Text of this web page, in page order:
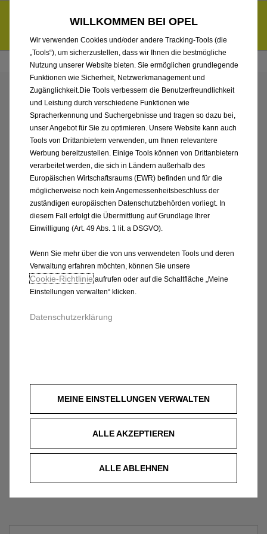
6.000 € staatliche Förderungsprämie für E-Autos und Plug-in-
Hybride. Mehr erfahren >>
ENTDECKEN SIE ALLE
ASTRA SPORTS TOURER
ELECTRIC MIT ELEKTRO
ANTRIEB VON
AUTOMOBILE PETER
GMBH
WILLKOMMEN BEI OPEL
Wir verwenden Cookies und/oder andere Tracking-Tools (die
„Tools“), um sicherzustellen, dass wir Ihnen die bestmögliche
Nutzung unserer Website bieten. Sie ermöglichen grundlegende
Funktionen wie Sicherheit, Netzwerkmanagement und
Zugänglichkeit.Die Tools verbessern die Benutzerfreundlichkeit
und Leistung durch verschiedene Funktionen wie
Spracherkennung und Suchergebnisse und tragen so dazu bei,
unser Angebot für Sie zu optimieren. Unsere Website kann auch
Tools von Drittanbietern verwenden, um Ihnen relevantere
Werbung bereitzustellen. Einige Tools können von Drittanbietern
verarbeitet werden, die sich in Ländern außerhalb des
Europäischen Wirtschaftsraums (EWR) befinden und für die
möglicherweise noch kein Angemessenheitsbeschluss der
zuständigen europäischen Datenschutzbehörden vorliegt. In
diesem Fall erfolgt die Übermittlung auf Grundlage Ihrer
Einwilligung (Art. 49 Abs. 1 lit. a DSGVO).
Wenn Sie mehr über die von uns verwendeten Tools und deren
Verwaltung erfahren möchten, können Sie unsere
Cookie‑Richtlinieaufrufen oder auf die Schaltfläche „Meine
Einstellungen verwalten“ klicken.
Datenschutzerklärung
MEINE EINSTELLUNGEN VERWALTEN
ALLE AKZEPTIEREN
ALLE ABLEHNEN